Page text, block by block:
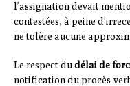
l’assignation devait
contestées, à peine
ne tolère aucune
Le respect dudélai de
notification du procès-